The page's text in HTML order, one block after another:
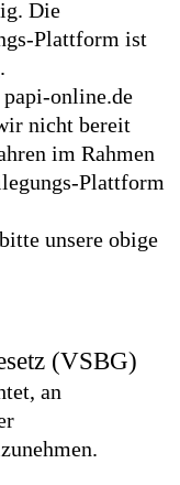
Die
Plattform ist
.
online.de
nicht bereit
im Rahmen
Plattform
unsere obige
(VSBG)
an